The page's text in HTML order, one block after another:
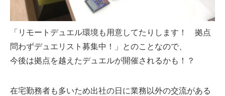
「リモートデュエル環境も用意してたりします！ 拠点
問わずデュエリスト募集中！」とのことなので、
今後は拠点を越えたデュエルが開催されるかも！？
在宅勤務者も多いため出社の日に業務以外の交流がある